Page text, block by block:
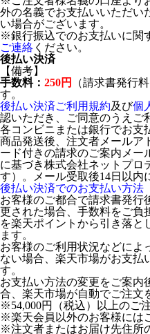
外の名義でお支払いいただい
い場合がございます。
※銀行振込でのお支払いに関
ご連絡 ください。
後払い決済
【備考】
手数料： 250円
（請求書発行
す。
後払い決済ご利用規約及び個
認いただき、ご同意のうえご
各コンビニまたは銀行でお支
商品発送後、注文者メールア
ード付きの請求のご案内メー
に基づき株式会社ネットプロ
す）。メール受取後14日以内
後払い決済でのお支払い方法
お客様のご都合で請求書発行
更された場合、手数料をご負
を楽天ポイントから引き落と
ます。
お客様のご利用状況などによ
ない場合、楽天市場がお支払
す。
お支払い方法の変更をご案内
合、楽天市場が自動でご注文
※54,000円（税込）以上のご
※楽天会員以外のお客様には
※注文者またはお届け先住所